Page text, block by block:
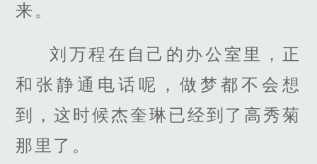
来。
刘万程在自己的办公室里，正
和张静通电话呢，做梦都不会想
到，这时候杰奎琳已经到了高秀菊
那里了。